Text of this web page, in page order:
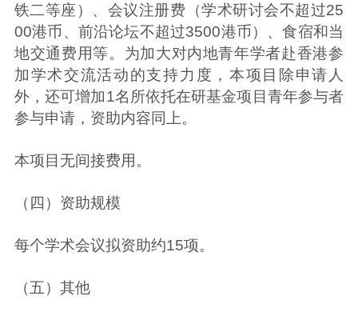
铁二等座）、会议注册费（学术研讨会不超过25
00港币、前沿论坛不超过3500港币）、食宿和当
地交通费用等。为加大对内地青年学者赴香港参
加学术交流活动的支持力度，本项目除申请人
外，还可增加1名所依托在研基金项目青年参与者
参与申请，资助内容同上。
本项目无间接费用。
（四）资助规模
每个学术会议拟资助约15项。
（五）其他